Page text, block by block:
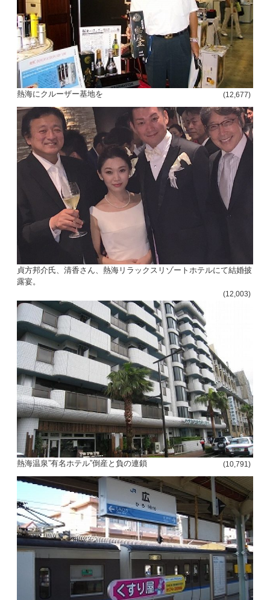
熱海にクルーザー基地を (12,677)
貞方邦介氏、清香さん、熱海リラックスリゾートホテルにて結婚披
露宴。
(12,003)
熱海温泉”有名ホテル”倒産と負の連鎖 (10,791)